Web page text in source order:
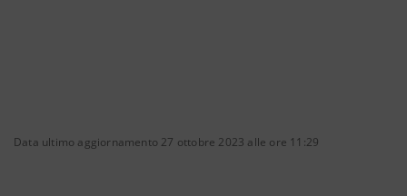
Data ultimo aggiornamento 27 ottobre 2023 alle ore 11:29